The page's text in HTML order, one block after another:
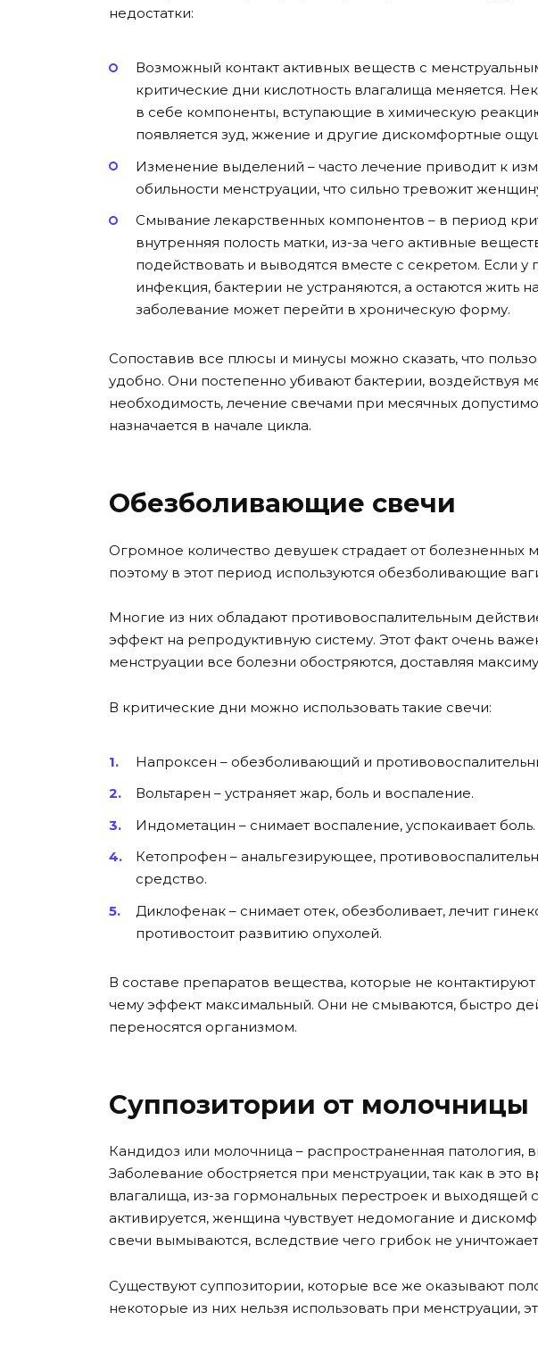
недостатки:
Возможный контакт активных веществ с
критические дни кислотность влагалища меняется.
в себе компоненты, вступающие в химическую
появляется зуд, жжение и другие дискомфортные
Изменение выделений – часто лечение приводит к
обильности менструации, что сильно тревожит
Смывание лекарственных компонентов – в период
внутренняя полость матки, из-за чего активные
подействовать и выводятся вместе с секретом. Если
инфекция, бактерии не устраняются, а остаются жить
заболевание может перейти в хроническую форму.
Сопоставив все плюсы и минусы можно сказать, что
удобно. Они постепенно убивают бактерии, воздействуя
необходимость, лечение свечами при месячных
назначается в начале цикла.
Обезболивающие свечи
Огромное количество девушек страдает от болезненных
поэтому в этот период используются обезболивающие
Многие из них обладают противовоспалительным
эффект на репродуктивную систему. Этот факт очень
менструации все болезни обостряются, доставляя
В критические дни можно использовать такие свечи:
Напроксен – обезболивающий и
Вольтарен – устраняет жар, боль и воспаление.
Индометацин – снимает воспаление, успокаивает боль.
Кетопрофен – анальгезирующее,
средство.
Диклофенак – снимает отек, обезболивает, лечит
противостоит развитию опухолей.
В составе препаратов вещества, которые не
чему эффект максимальный. Они не смываются, быстро
переносятся организмом.
Суппозитории от молочницы
Кандидоз или молочница – распространенная патология,
Заболевание обостряется при менструации, так как в
влагалища, из-за гормональных перестроек и выходящей
активируется, женщина чувствует недомогание и
свечи вымываются, вследствие чего грибок не
Существуют суппозитории, которые все же оказывают
некоторые из них нельзя использовать при менструации,